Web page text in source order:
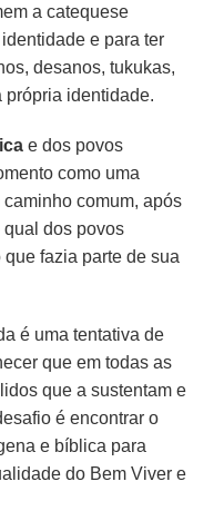
a catequese
e para ter
desanos, tukukas,
própria identidade.
e dos povos
como uma
comum, após
dos povos
fazia parte de sua
é uma tentativa de
que em todas as
que a sustentam e
é encontrar o
e bíblica para
do Bem Viver e